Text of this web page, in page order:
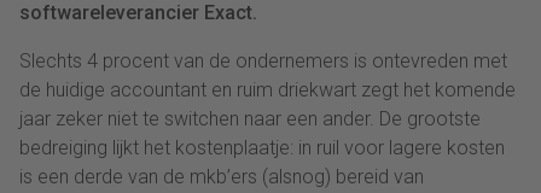
softwareleverancier Exact.
Slechts 4 procent van de ondernemers is ontevreden met
de huidige accountant en ruim driekwart zegt het komende
jaar zeker niet te switchen naar een ander. De grootste
bedreiging lijkt het kostenplaatje: in ruil voor lagere kosten
is een derde van de mkb’ers (alsnog) bereid van